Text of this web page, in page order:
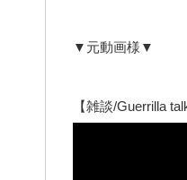
▼元動画様▼
【雑談/Guerrilla